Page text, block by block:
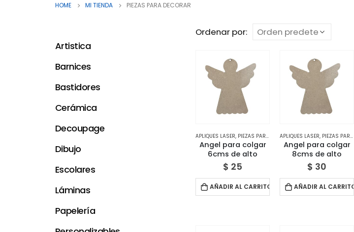
HOME MI TIENDA PIEZAS PARA DECORAR
Ordenar por:
APLIQUES LASER, PIEZAS PARA DECORAR ,TIENDA
Angel para colgar
6cms de alto
$ 25
AÑADIR AL CARRITO
APLIQUES LASER, PIEZAS PARA DECORAR
Angel para colgar
8cms de alto
$ 30
AÑADIR AL CARRITO
Artistica
Barnices
Bastidores
Cerámica
Decoupage
Dibujo
Escolares
Láminas
Papelería